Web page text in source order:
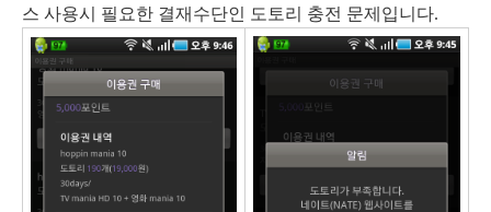
스 사용시 필요한 결재수단인 도토리 충전 문제입니다.